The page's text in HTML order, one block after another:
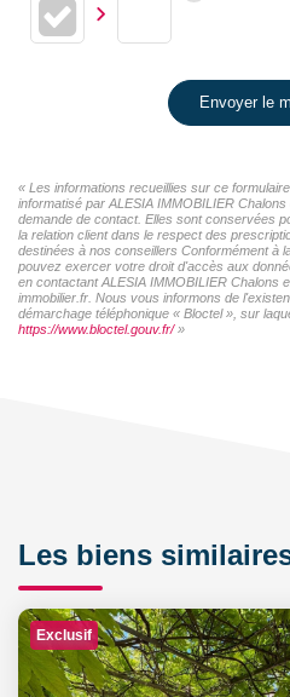
Envoyer le
« Les informations recueillies sur ce
informatisé par ALESIA IMMOBILIER
demande de contact. Elles sont conservées
la relation client dans le respect des
destinées à nos conseillers Conformément à
pouvez exercer votre droit d'accès aux
en contactant ALESIA IMMOBILIER Chalons
immobilier.fr. Nous vous informons de
démarchage téléphonique « Bloctel », sur
https://www.bloctel.gouv.fr/»
Les biens
Exclusif